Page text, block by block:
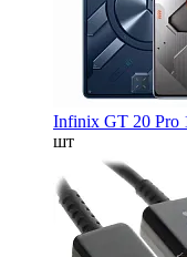
Infinix GT 20 Pro
шт